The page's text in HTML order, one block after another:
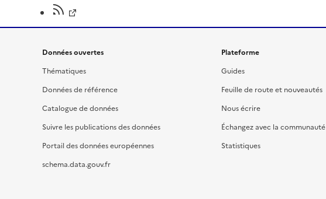
Données ouvertes
Thématiques
Données de référence
Catalogue de données
Suivre les publications des données
Portail des données européennes
schema.data.gouv.fr
Plateforme
Guides
Feuille de route et nouveautés
Nous écrire
Échangez avec la communauté
Statistiques